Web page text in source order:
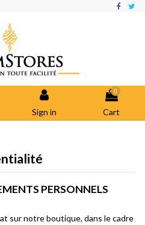
Sign in
0
Cart
PERSONNELS
sur notre boutique, dans le cadre